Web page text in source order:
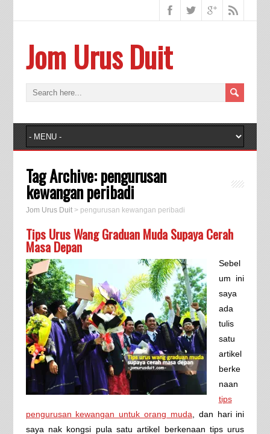
Jom Urus Duit
Tag Archive:pengurusan
kewangan peribadi
Jom Urus Duit> pengurusan kewangan peribadi
Tips Urus Wang Graduan Muda Supaya Cerah
Masa Depan
Sebel
um ini
saya
ada
tulis
satu
artikel
berke
naan
tips
pengurusan kewangan untuk orang muda , dan hari ini
saya nak kongsi pula satu artikel berkenaan tips urus